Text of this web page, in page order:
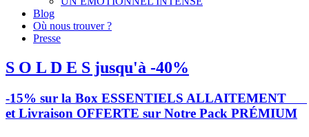
Blog
Où nous trouver ?
Presse
S O L D E S jusqu'à -40%
-15% sur la Box ESSENTIELS ALLAITEMENT
et Livraison OFFERTE sur Notre Pack PRÉMIUM